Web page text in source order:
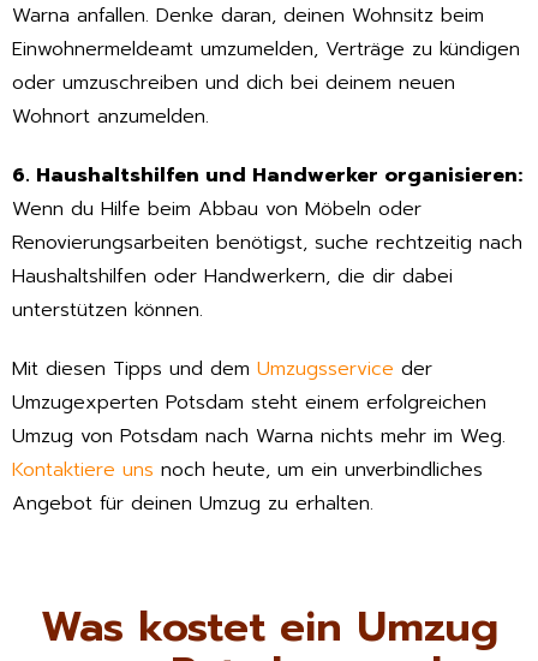
Warna anfallen. Denke daran, deinen Wohnsitz beim
Einwohnermeldeamt umzumelden, Verträge zu kündigen
oder umzuschreiben und dich bei deinem neuen
Wohnort anzumelden.
6. Haushaltshilfen und Handwerker organisieren:
Wenn du Hilfe beim Abbau von Möbeln oder
Renovierungsarbeiten benötigst, suche rechtzeitig nach
Haushaltshilfen oder Handwerkern, die dir dabei
unterstützen können.
Mit diesen Tipps und dem Umzugsservice der
Umzugexperten Potsdam steht einem erfolgreichen
Umzug von Potsdam nach Warna nichts mehr im Weg.
Kontaktiere uns noch heute, um ein unverbindliches
Angebot für deinen Umzug zu erhalten.
Was kostet ein Umzug